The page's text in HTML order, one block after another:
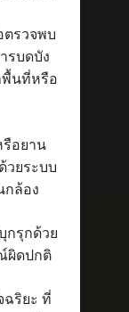
ตรวจพบ
รบดบัง
พื้นที่หรือ
รือยาน
วยระบบ
กล้อง
กรุกด้วย
ผิดปกติ
ฉริยะ ที่